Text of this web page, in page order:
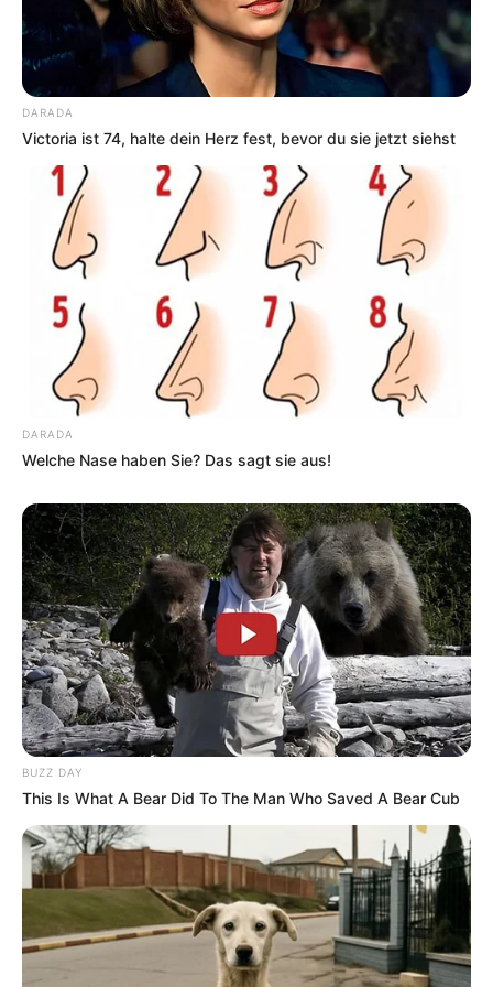
Kulturpalast Wiesbaden imVeranstaltungsplan für
Wiesbaden
30.08.2026 19:30 Uhr: Glenn Miller Orchestra
directed by Uli Plettendorff im
Bad Zwischenahn
04.09.2026 18:00 Uhr: ROCK-INN LIVE: LEGIONS
OF STEEL im
Veranstaltungsplan für Georgsmarien
hütte
04.09.2026 20:00 Uhr: Jazz - Eat and Talk im ART
SALON N18 imVeranstaltungsplan für Köln
05.09.2026 20:00 Uhr: The Hamburg Blues Band &
Friends im
Veranstaltungsplan für Schwerin
19.09.2026 19:30 Uhr: Kulturwelten Helmbrechts -
Jasmin Tabatabai & David Klein Quartett imVeranst
altungsplan für Helmbrechts
03.10.2026 20:00 Uhr: Martin Kälberer live im
Zeughaus Lindau imVeranstaltungsplan für Lindau
(Bodensee)
07.10.2026 18:00 Uhr: Kevin James & Susana -
Mantra-Singkreis - Live in München imVeranstaltun
gsplan für München
15.10.2026 20:00 Uhr: Glenn Miller Orchestra
directed by Uli Plettendorff imVeranstaltungsplan für
Fürth
31.10.2026 19:30 Uhr: John Diva & The Rockets of
Love im
06.11.2026 19:30 Uhr: HEAVEN 17 -
„ELECTRONICALLY YOURS“ Tour 2026 im
Veranst
altungsplan für Hamburg
07.11.2026 20:00 Uhr: HEAVEN 17 -
„ELECTRONICALLY YOURS“ Tour 2026 imVeranst
altungsplan für Berlin
DARADA
Victoria ist 74, halte dein Herz fest, bevor du sie jetzt siehst
DARADA
Welche Nase haben Sie? Das sagt sie aus!
BUZZ DAY
This Is What A Bear Did To The Man Who Saved A Bear Cub